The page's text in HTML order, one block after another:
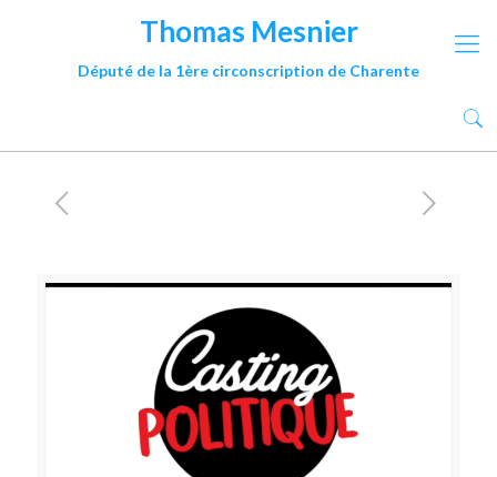
Thomas Mesnier
Député de la 1ère circonscription de Charente